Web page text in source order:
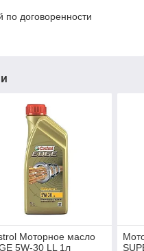
по договоренности
Моторное масло
5W-30 LL 1л